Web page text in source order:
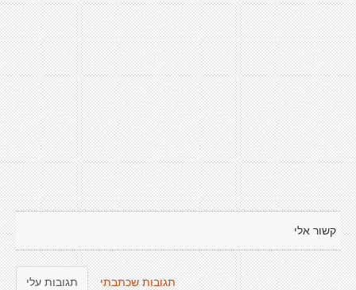
קשור אלי
תגובות עלי תגובות שכתבתי